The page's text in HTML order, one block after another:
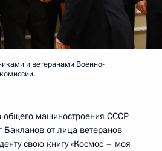
и ветеранами Военно-
общего машиностроения СССР
от лица ветеранов
свою книгу «Космос – моя